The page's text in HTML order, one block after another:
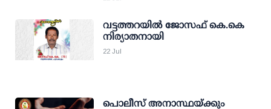
വട്ടത്തറയില്‍ ജോസഫ് കെ.കെ
നിര്യാതനായി
22 Jul
പൊലീസ് അനാസ്ഥയ്ക്കും